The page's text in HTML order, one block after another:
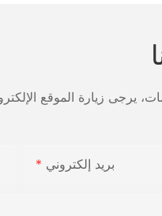
بريد إلكتروني